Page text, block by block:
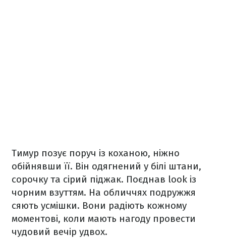
Тимур позує поруч із коханою, ніжно
обійнявши її. Він одягнений у білі штани,
сорочку та сірий піджак. Поєднав look із
чорним взуттям. На обличчях подружжя
сяють усмішки. Вони радіють кожному
моментові, коли мають нагоду провести
чудовий вечір удвох.